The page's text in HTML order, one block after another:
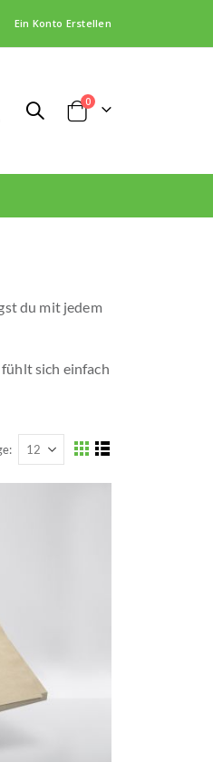
Ein Konto Erstellen
Cart
0Artikel
du mit jedem
sich einfach
Anzeigen